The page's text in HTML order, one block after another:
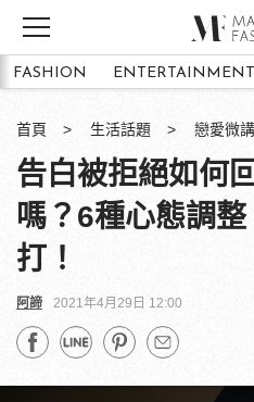
FASHION ENTERTAINMENT
首頁 生活話題 戀愛微
告白被拒絕如何
嗎？6種心態調
打！
阿諦 2021年4月29日 12:00